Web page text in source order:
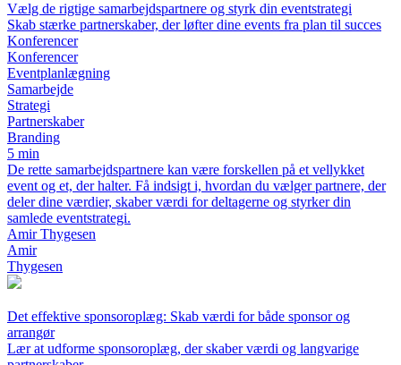
Vælg de rigtige samarbejdspartnere og styrk din eventstrategi
Skab stærke partnerskaber, der løfter dine events fra plan til succes
Konferencer
Konferencer
Eventplanlægning
Samarbejde
Strategi
Partnerskaber
Branding
5 min
De rette samarbejdspartnere kan være forskellen på et vellykket
event og et, der halter. Få indsigt i, hvordan du vælger partnere, der
deler dine værdier, skaber værdi for deltagerne og styrker din
samlede eventstrategi.
Amir Thygesen
Amir
Thygesen
Det effektive sponsoroplæg: Skab værdi for både sponsor og
arrangør
Lær at udforme sponsoroplæg, der skaber værdi og langvarige